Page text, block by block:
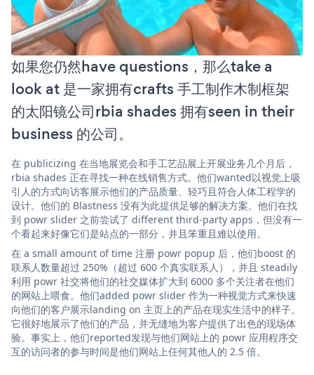
如果您仍然have questions，那么take a
look at 是一家拥有crafts 手工制作木制框架
的太阳镜公司rbia shades 拥有seen in their
business 的公司。
在 publicizing 在当地展览会和手工艺品展上开展业务几个月后，
rbia shades 正在寻找一种在线销售方式。他们wanted以视觉上吸
引人的方式向访客展示他们的产品质量、轻巧且符合人体工程学的
设计。他们的 Blastness 没有为此提供足够的解决方案。他们在找
到 powr slider 之前尝试了 different third-party apps，但没有一
个看起来好像它们是站点的一部分，并且笨重且难以使用。
在 a small amount of time 注册 powr popup 后，他们boost 的
联系人数量超过 250%（超过 600 个真实联系人），并且 steadily
利用 powr 社交将他们的社交媒体扩大到 6000 多个关注者在他们
的网站上喂食。他们added powr slider 作为一种视觉方式来快速
向他们的客户展示landing on 主页上的产品在现实生活中的样子。
它很好地展示了他们的产品，并无缝地为客户提供了出色的现场体
验。事实上，他们reported发现与他们网站上的 powr 应用程序交
互的访问者的参与时间是他们网站上任何其他人的 2.5 倍。